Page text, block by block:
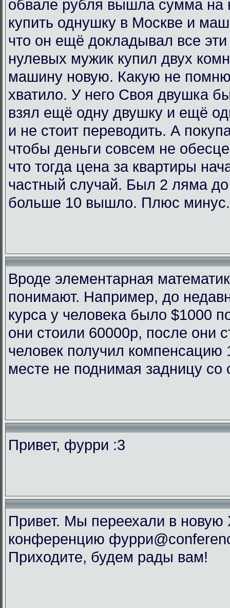
обвале рубля вышла сумма на
купить однушку в Москве и
что он ещё докладывал все
нулевых мужик купил двух
машину новую. Какую не
хватило. У него Своя двушка
взял ещё одну двушку и ещё
и не стоит переводить. А
чтобы деньги совсем не
что тогда цена за квартиры
частный случай. Был 2 ляма
больше 10 вышло. Плюс минус.
Вроде элементарная
понимают. Например, до
курса у человека было $1000
они стоили 60000р, после они
человек получил компенсацию
месте не поднимая задницу со
Привет, фурри :3
Привет. Мы переехали в новую
конференцию
Приходите, будем рады вам!